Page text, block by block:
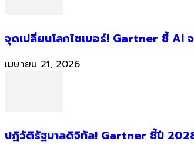
จุดเปลี่ยนโลกไซเบอร์! Gartner ชี้ AI
เมษายน 21, 2026
ปฏิวัติรัฐบาลดิจิทัล! Gartner ชี้ปี